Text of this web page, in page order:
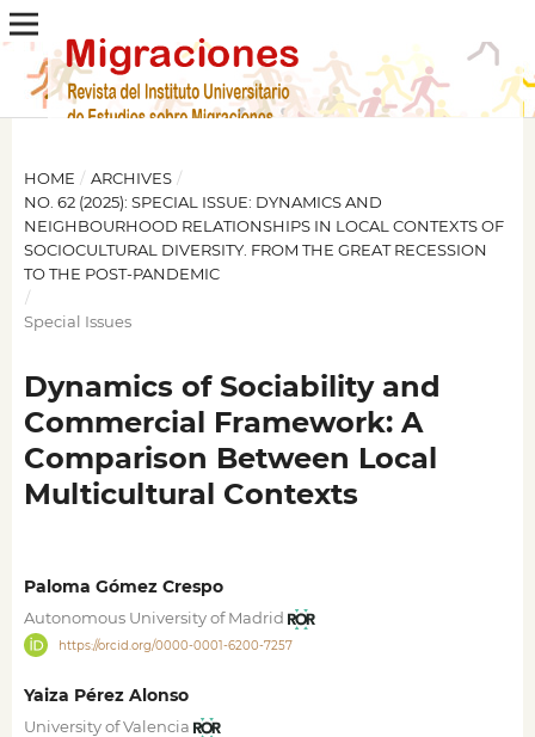
HOME / ARCHIVES /
NO. 62 (2025): SPECIAL ISSUE: DYNAMICS AND
NEIGHBOURHOOD RELATIONSHIPS IN LOCAL CONTEXTS OF
SOCIOCULTURAL DIVERSITY. FROM THE GREAT RECESSION
TO THE POST-PANDEMIC
/
Special Issues
Dynamics of Sociability and
Commercial Framework: A
Comparison Between Local
Multicultural Contexts
Paloma Gómez Crespo
Autonomous University of Madrid
https://orcid.org/0000-0001-6200-7257
Yaiza Pérez Alonso
University of Valencia